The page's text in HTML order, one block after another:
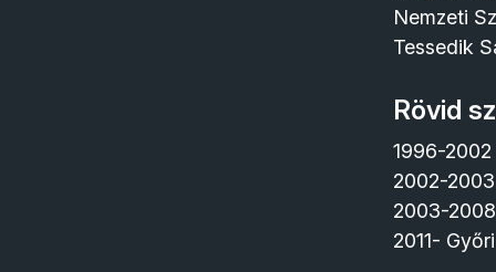
Nemzeti
Tessedik
Rövid
1996-
2002-
2003-
2011-